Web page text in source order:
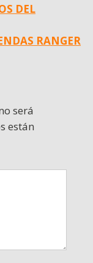
DEL
RANGER
será
están